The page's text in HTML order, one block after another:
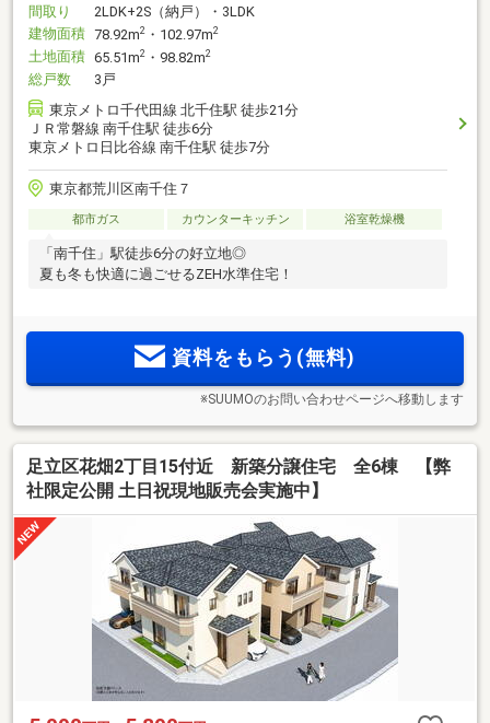
間取り
2LDK+2S（納戸）・3LDK
建物面積 78.92m2 ・102.97m2
土地面積 65.51m2 ・98.82m2
総戸数
3戸
東京メトロ千代田線 北千住駅 徒歩21分
ＪＲ常磐線 南千住駅 徒歩6分
東京メトロ日比谷線 南千住駅 徒歩7分
東京都荒川区南千住７
都市ガス カウンターキッチン 浴室乾燥機
「南千住」駅徒歩6分の好立地◎
夏も冬も快適に過ごせるZEH水準住宅！
資料をもらう(無料)
※SUUMOのお問い合わせページへ移動します
足立区花畑2丁目15付近 新築分譲住宅 全6棟 【弊
社限定公開 土日祝現地販売会実施中】